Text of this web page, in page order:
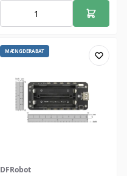
MÆNGDERABAT
DFRobot